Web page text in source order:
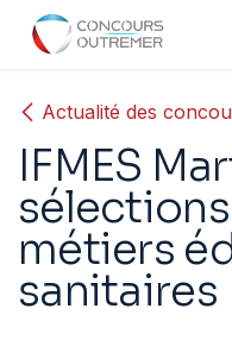
Se rendre au contenu
Actualité des
IFMES
métiers
sanitaires